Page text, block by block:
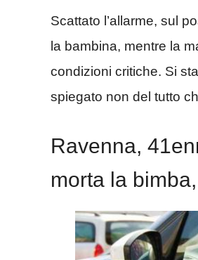
Scattato l’allarme, sul
la bambina, mentre la
condizioni critiche. Si
spiegato non del tutto
Ravenna,
morta la